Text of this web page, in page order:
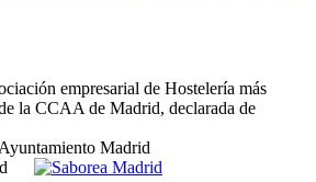
empresarial de Hostelería más
la CCAA de Madrid, declarada de